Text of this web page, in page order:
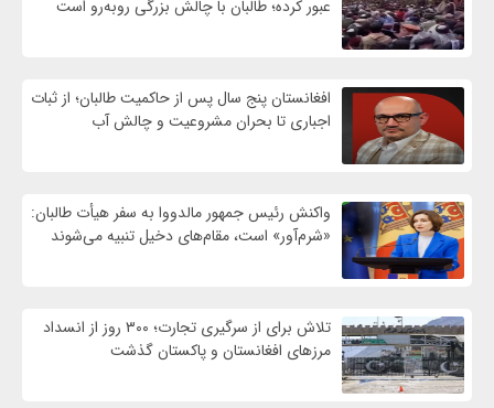
عبور کرده؛ طالبان با چالش بزرگی روبه‌رو است
افغانستان پنج سال پس از حاکمیت طالبان؛ از ثبات
اجباری تا بحران مشروعیت و چالش آب
واکنش رئیس جمهور مالدووا به سفر هیأت طالبان:
«شرم‌آور» است، مقام‌های دخیل تنبیه می‌شوند
تلاش برای از سرگیری تجارت؛ ۳۰۰ روز از انسداد
مرزهای افغانستان و پاکستان گذشت